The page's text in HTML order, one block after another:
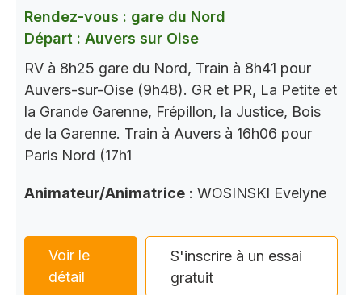
Rendez-vous : gare du Nord
Départ : Auvers sur Oise
RV à 8h25 gare du Nord, Train à 8h41 pour
Auvers-sur-Oise (9h48). GR et PR, La Petite et
la Grande Garenne, Frépillon, la Justice, Bois
de la Garenne. Train à Auvers à 16h06 pour
Paris Nord (17h1
Animateur/Animatrice : WOSINSKI Evelyne
Voir le
détail
S'inscrire à un essai
gratuit